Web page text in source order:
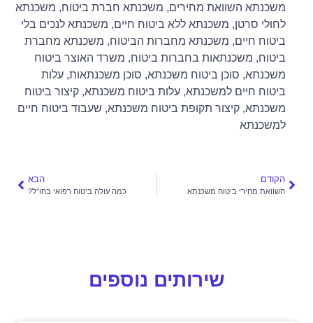
משכנתא השוואת מחירים, משכנתא חברת ביטוח, משכנתא
לחולי סרטן, משכנתא ללא ביטוח חיים, משכנתא לנכים בלי
ביטוח חיים, משכנתא מחברות הביטוח, משכנתא מחברת
ביטוח, משכנתאות בחברות ביטוח, משרד האוצר ביטוח
משכנתא, סוכן ביטוח משכנתא, סוכן משכנתאות, עלות
ביטוח חיים למשכנתא, עלות ביטוח משכנתא, קיצור ביטוח
משכנתא, קיצור תקופת ביטוח משכנתא, שעבוד ביטוח חיים
למשכנתא
הקודם
השוואת מחירי ביטוח משכנתא
הבא
כמה עולה ביטוח רפואי בחו"ל?
שירותים נוספים